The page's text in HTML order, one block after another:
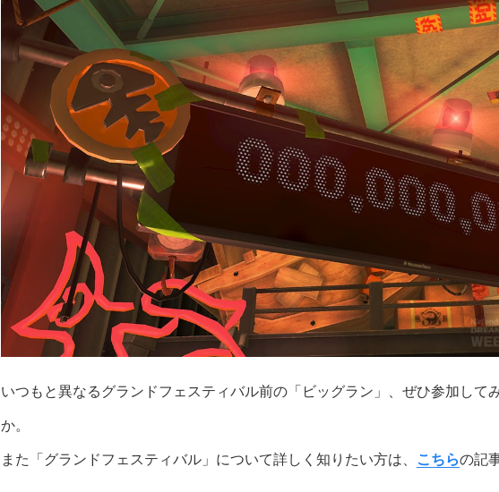
いつもと異なるグランドフェスティバル前の「ビッグラン」、ぜひ参加して
か。
また「グランドフェスティバル」について詳しく知りたい方は、 こちらの記